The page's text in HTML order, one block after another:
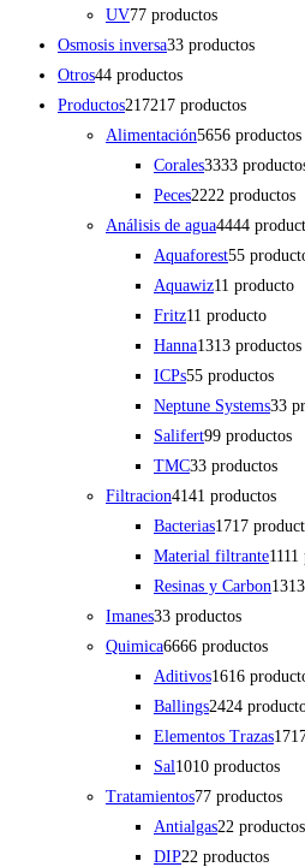
UV77 productos
Osmosis inversa33 productos
Otros44 productos
Productos217217 productos
Alimentación5656 productos
Corales3333
Peces2222 productos
Análisis de agua4444
Aquaforest55
Aquawiz1 1 producto
Fritz1 1 producto
Hanna1313 productos
ICPs55 productos
Neptune Systems33
Salifert99 productos
TMC33 productos
Filtracion41 41 productos
Bacterias1717
Material filtrante11 11
Resinas y Carbon13
Imanes33 productos
Quimica6666 productos
Aditivos1616
Ballings2424
Elementos Trazas17
Sal 1010 productos
Tratamientos77 productos
Antialgas22 productos
DIP22 productos